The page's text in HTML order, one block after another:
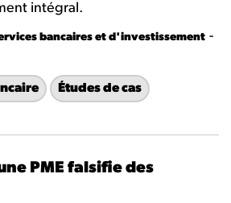
intégral.
bancaires et d'investissement -
Études de cas
PME falsifie des